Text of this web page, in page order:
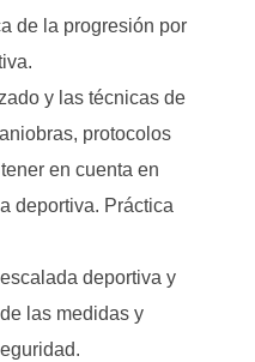
de la progresión por
y las técnicas de
protocolos
en cuenta en
deportiva. Práctica
deportiva y
las medidas y